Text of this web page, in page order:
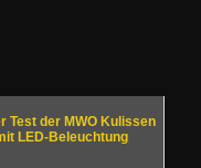
Test der MWO Kulissen
LED-Beleuchtung